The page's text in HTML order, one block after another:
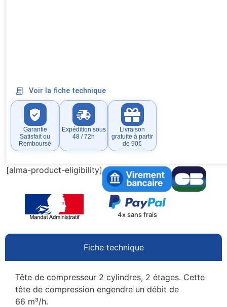
Voir la fiche technique
Garantie
Satisfait ou
Remboursé
Expédition sous
48 / 72h
Livraison
gratuite à partir
de 90€
[alma-product-eligibility]
4x sans frais
Fiche technique
Tête de compresseur 2 cylindres, 2 étages. Cette
tête de compression engendre un débit de
66 m³/h.